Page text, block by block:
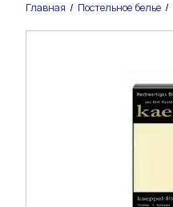
Главная Постельное белье